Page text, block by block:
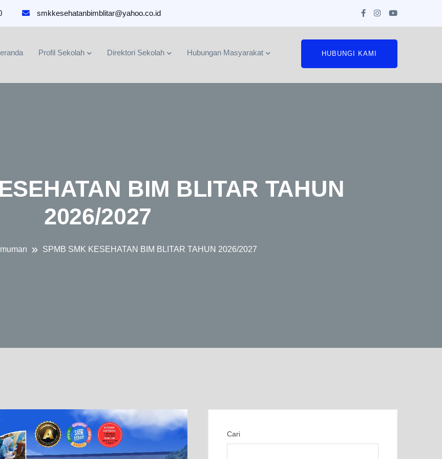
smkkesehatanbimblitar@yahoo.co.id
HUBUNGI KAMI
Profil Sekolah Direktori Sekolah Hubungan Masyarakat
BIM BLITAR TAHUN
2026/2027
SPMB SMK KESEHATAN BIM BLITAR TAHUN 2026/2027
Cari